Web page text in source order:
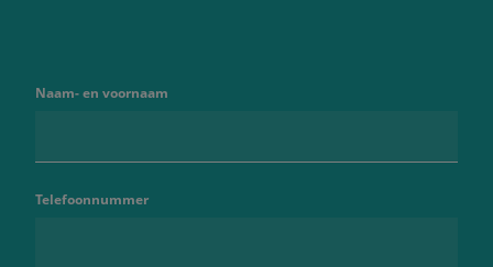
Naam- en voornaam
Telefoonnummer